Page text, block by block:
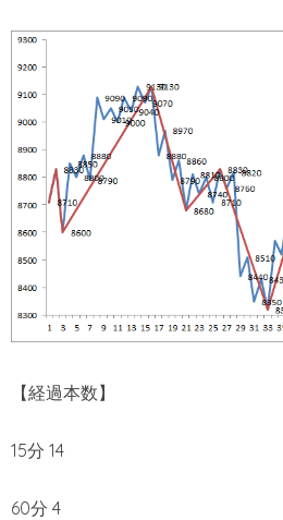
【経過本数】
15分 14
60分 4